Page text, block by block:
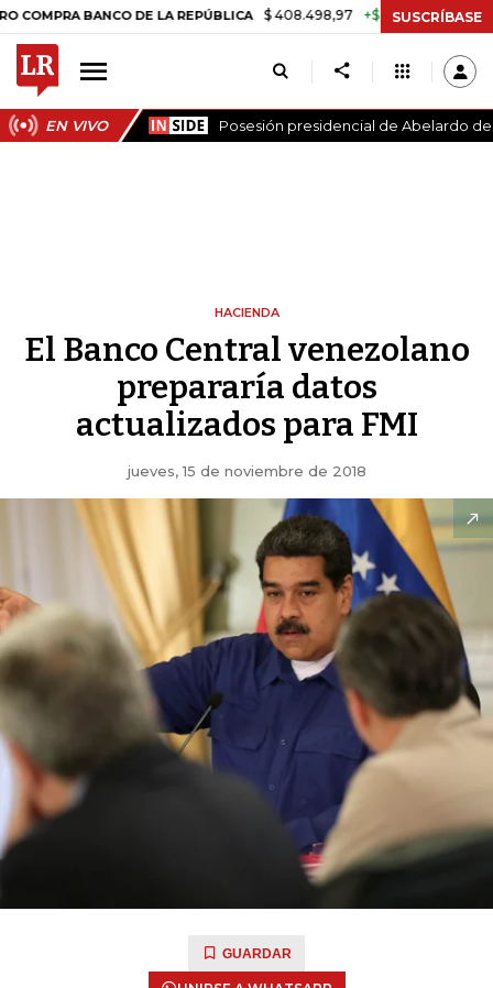
BANCO DE LA REPÚBLICA $ 408.498,97 +$ 8.753,81 +2,19% TASA
SUSCRÍBASE
EN VIVO Posesión presidencial de Abelardo de
HACIENDA
El Banco Central venezolano
prepararía datos
actualizados para FMI
jueves, 15 de noviembre de 2018
GUARDAR